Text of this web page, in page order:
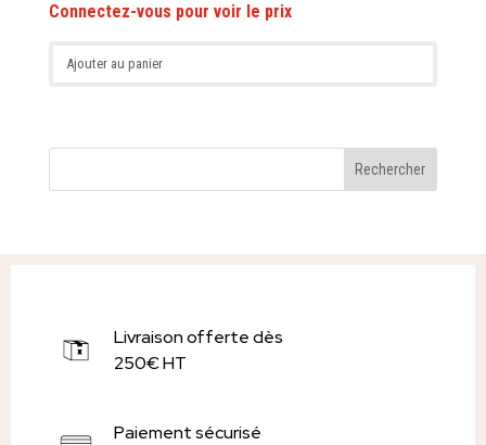
Ajouter au panier
Livraison offerte dès
250€ HT
Paiement sécurisé